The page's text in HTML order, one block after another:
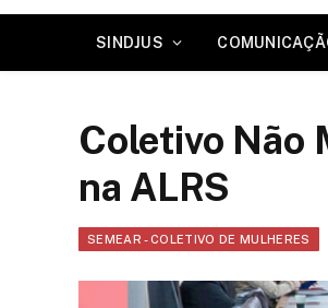
SINDJUS
Coletivo Não
na ALRS
SEMEAR - COLETIVO DE MULHERES